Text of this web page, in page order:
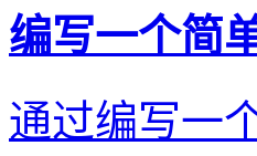
编写一个简
通过编写一